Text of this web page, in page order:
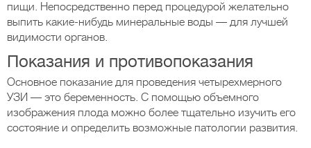
пищи. Непосредственно перед процедурой желательно
выпить какие-нибудь минеральные воды — для лучшей
видимости органов.
Показания и противопоказания
Основное показание для проведения четырехмерного
УЗИ — это беременность. С помощью объемного
изображения плода можно более тщательно изучить его
состояние и определить возможные патологии развития.